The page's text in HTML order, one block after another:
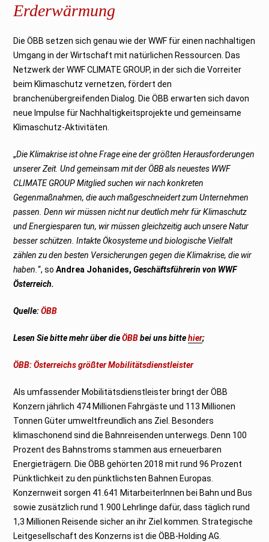
Erderwärmung
Die ÖBB setzen sich genau wie der WWF für einen nachhaltigen
Umgang in der Wirtschaft mit natürlichen Ressourcen. Das
Netzwerk der WWF CLIMATE GROUP, in der sich die Vorreiter
beim Klimaschutz vernetzen, fördert den
branchenübergreifenden Dialog. Die ÖBB erwarten sich davon
neue Impulse für Nachhaltigkeitsprojekte und gemeinsame
Klimaschutz-Aktivitäten.
„Die Klimakrise ist ohne Frage eine der größten Herausforderungen
unserer Zeit. Und gemeinsam mit der ÖBB als neuestes WWF
CLIMATE GROUP Mitglied suchen wir nach konkreten
Gegenmaßnahmen, die auch maßgeschneidert zum Unternehmen
passen. Denn wir müssen nicht nur deutlich mehr für Klimaschutz
und Energiesparen tun, wir müssen gleichzeitig auch unsere Natur
besser schützen. Intakte Ökosysteme und biologische Vielfalt
zählen zu den besten Versicherungen gegen die Klimakrise, die wir
haben.“, so Andrea Johanides,Geschäftsführerin von WWF
Österreich.
Quelle:ÖBB
Lesen Sie bitte mehr über dieÖBBbei uns bittehier;
ÖBB: Österreichs größter Mobilitätsdienstleister
Als umfassender Mobilitätsdienstleister bringt der ÖBB
Konzern jährlich 474 Millionen Fahrgäste und 113 Millionen
Tonnen Güter umweltfreundlich ans Ziel. Besonders
klimaschonend sind die Bahnreisenden unterwegs. Denn 100
Prozent des Bahnstroms stammen aus erneuerbaren
Energieträgern. Die ÖBB gehörten 2018 mit rund 96 Prozent
Pünktlichkeit zu den pünktlichsten Bahnen Europas.
Konzernweit sorgen 41.641 MitarbeiterInnen bei Bahn und Bus
sowie zusätzlich rund 1.900 Lehrlinge dafür, dass täglich rund
1,3 Millionen Reisende sicher an ihr Ziel kommen. Strategische
Leitgesellschaft des Konzerns ist die ÖBB-Holding AG.